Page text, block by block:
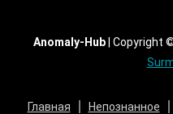
Anomaly-Hub Copyright
Главная Непознанное